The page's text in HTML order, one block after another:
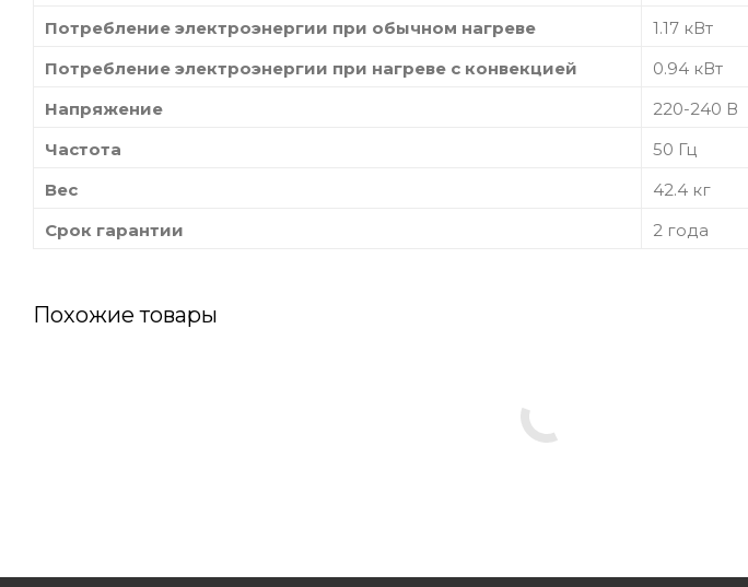
Потребление электроэнергии при обычном нагреве
1.17 кВт
Потребление электроэнергии при нагреве с конвекцией
0.94 кВт
Напряжение
220-240 В
Частота
50 Гц
Вес
42.4 кг
Срок гарантии
2 года
Похожие товары